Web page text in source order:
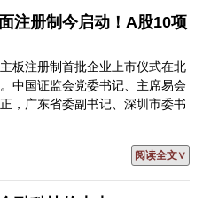
注册制今启动！A股10项
板注册制首批企业上市仪式在北
中国证监会党委书记、主席易会
，广东省委副书记、深圳市委书
阅读全文∨